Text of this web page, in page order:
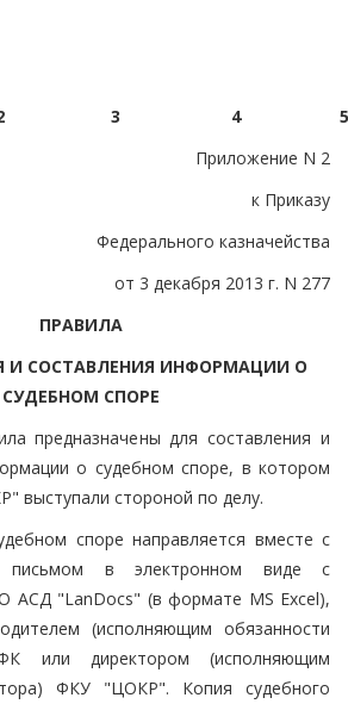
3 4
5
Приложение N 2
к Приказу
Федерального казначейства
от 3 декабря 2013 г. N 277
ПРАВИЛА
И СОСТАВЛЕНИЯ ИНФОРМАЦИИ О
СУДЕБНОМ СПОРЕ
предназначены для составления и
о судебном споре, в котором
выступали стороной по делу.
споре направляется вместе с
письмом в электронном виде с
АСД "LanDocs" (в формате MS Excel),
(исполняющим обязанности
или директором (исполняющим
ФКУ "ЦОКР". Копия судебного